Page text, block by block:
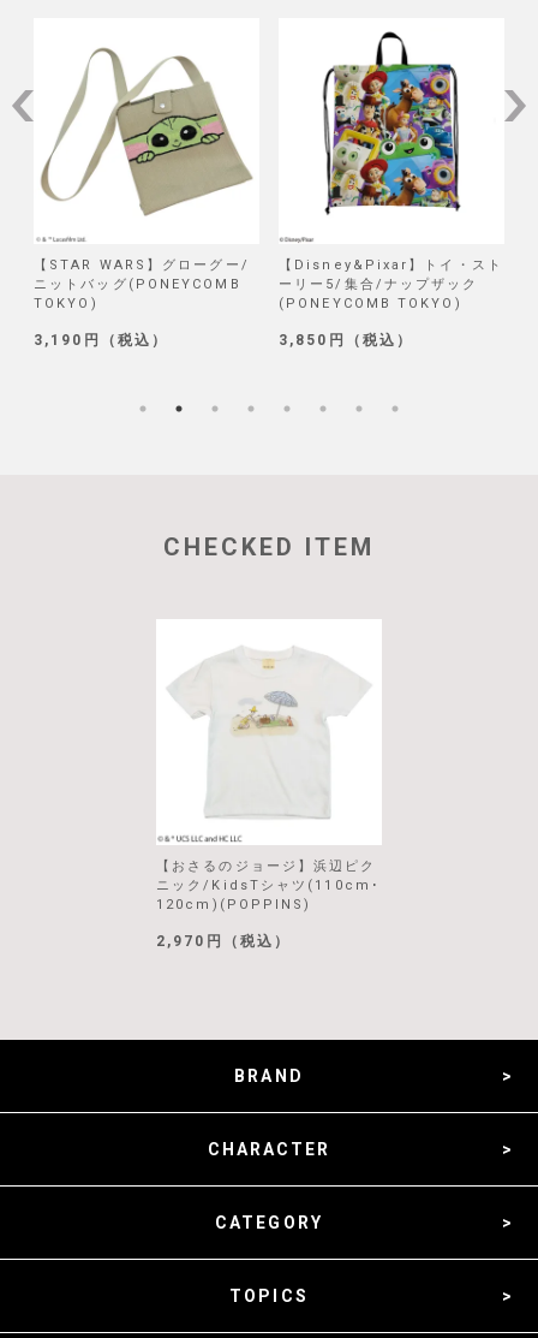
【STAR WARS】グローグー/
ニットバッグ(PONEYCOMB
TOKYO)
3,190円（税込）
【Disney&Pixar】トイ・スト
ーリー5/集合/ナップザック
(PONEYCOMB TOKYO)
3,850円（税込）
CHECKED ITEM
【おさるのジョージ】浜辺ピク
ニック/KidsTシャツ(110cm･
120cm)(POPPINS)
2,970円（税込）
BRAND
CHARACTER
CATEGORY
TOPICS